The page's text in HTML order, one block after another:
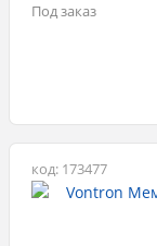
Под заказ
код: 173477